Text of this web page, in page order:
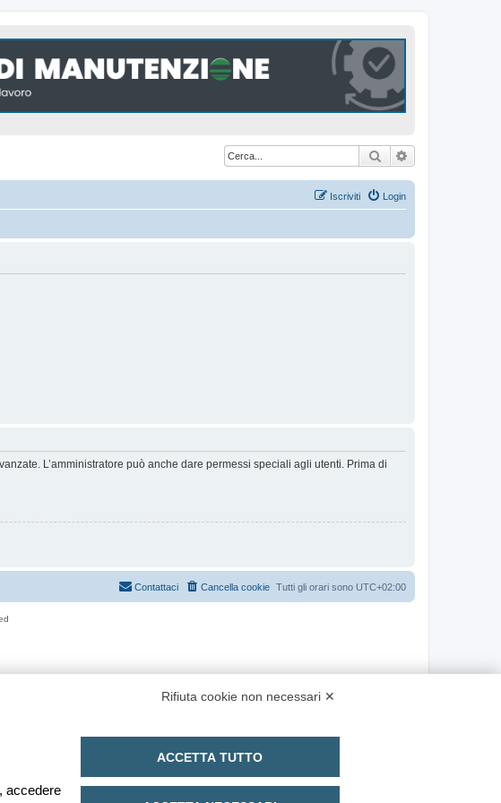
Cerca
Login
Iscriviti
L’amministratore può anche dare permessi speciali agli utenti. Prima di
Tutti gli orari sono UTC+02:00
Cancella cookie
Contattaci
Rifiuta cookie non necessari ✕
accedere
ACCETTA TUTTO